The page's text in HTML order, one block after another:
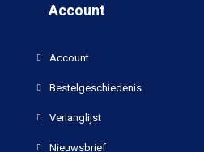
Account
Account
Bestelgeschiedenis
Verlanglijst
Nieuwsbrief